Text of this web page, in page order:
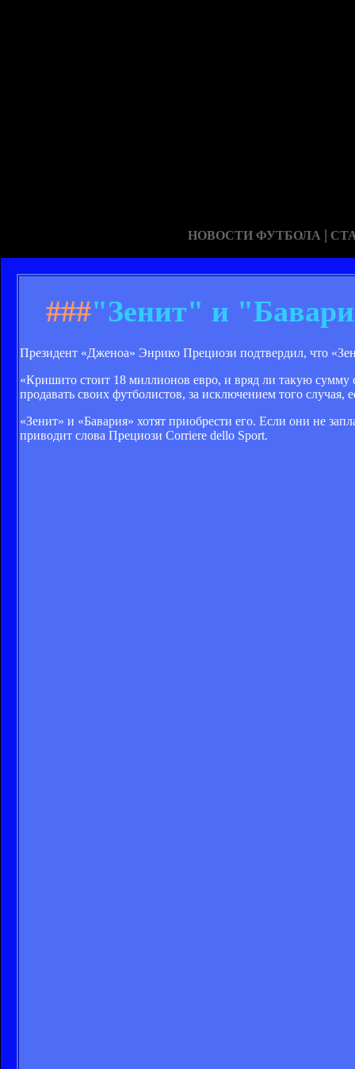
НОВОСТИ ФУТБОЛА |
###"Зенит" и
Президент «Дженоа» Энрико Прециози подтвердил, что
«Кришито стоит 18 миллионов евро, и вряд ли такую сумму
продавать своих футболистов, за исключением того случая,
«Зенит» и «Бавария» хотят приобрести его. Если они не
приводит слова Прециози Corriere dello Sport.